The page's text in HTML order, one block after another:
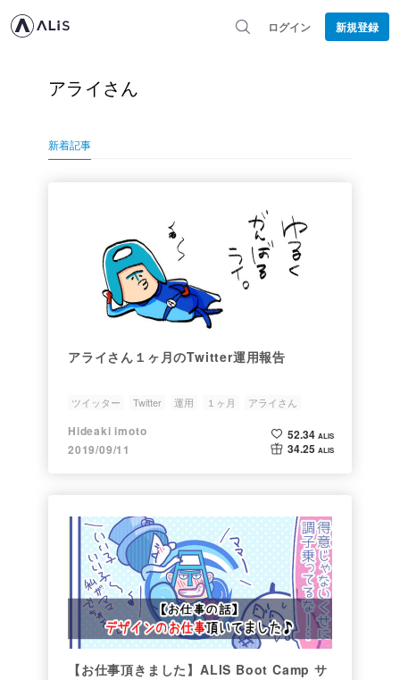
ログイン 新規登録
アライさん
新着記事
アライさん１ヶ月のTwitter運用報告
ツイッター Twitter 運用 １ヶ月 アライさん
Hideaki imoto
2019/09/11
52.34 ALIS
34.25 ALIS
【お仕事頂きました】ALIS Boot Camp サ